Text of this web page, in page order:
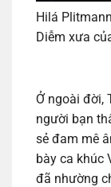
Hilá
Diễm xưa
Ở ngoài đời,
người bạn
sẻ đam mê
bày ca khúc
đã nhường